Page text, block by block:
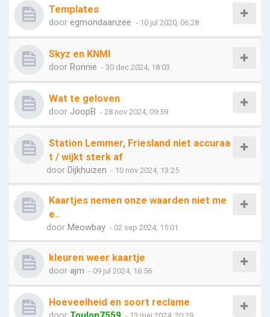
Templates
door egmondaanzee - 10 jul 2020, 06:28
Skyz en KNMI
door Ronnie - 30 dec 2024, 18:03
Wat te geloven
door JoopB - 28 nov 2024, 09:59
Station Lemmer, Friesland niet accuraa
t / wijkt sterk af
door Dijkhuizen - 10 nov 2024, 13:25
Kaartjes nemen onze waarden niet me
e..
door Meowbay - 02 sep 2024, 15:01
kleuren weer kaartje
door ajm - 09 jul 2024, 16:56
Hoeveelheid en soort reclame